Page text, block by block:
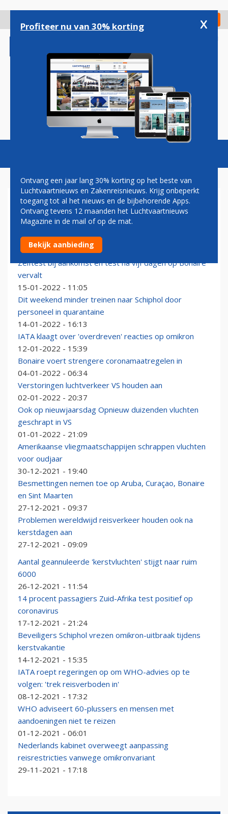
gaan
Check in
Magazine Podcasts Vacatures
OMIKRON
WHO: Europa nadert mogelijk einde coronapandemie
23-01-2022 - 22:12
Zelftest bij aankomst en test na vijf dagen op Bonaire
vervalt
15-01-2022 - 11:05
Dit weekend minder treinen naar Schiphol door
personeel in quarantaine
14-01-2022 - 16:13
IATA klaagt over 'overdreven' reacties op omikron
12-01-2022 - 15:39
Bonaire voert strengere coronamaatregelen in
04-01-2022 - 06:34
Verstoringen luchtverkeer VS houden aan
02-01-2022 - 20:37
Ook op nieuwjaarsdag Opnieuw duizenden vluchten
geschrapt in VS
01-01-2022 - 21:09
Amerikaanse vliegmaatschappijen schrappen vluchten
voor oudjaar
30-12-2021 - 19:40
Besmettingen nemen toe op Aruba, Curaçao, Bonaire
en Sint Maarten
27-12-2021 - 09:37
Problemen wereldwijd reisverkeer houden ook na
kerstdagen aan
27-12-2021 - 09:09
Aantal geannuleerde 'kerstvluchten' stijgt naar ruim
6000
26-12-2021 - 11:54
14 procent passagiers Zuid-Afrika test positief op
coronavirus
17-12-2021 - 21:24
Beveiligers Schiphol vrezen omikron-uitbraak tijdens
kerstvakantie
14-12-2021 - 15:35
IATA roept regeringen op om WHO-advies op te
volgen: 'trek reisverboden in'
08-12-2021 - 17:32
WHO adviseert 60-plussers en mensen met
aandoeningen niet te reizen
01-12-2021 - 06:01
Nederlands kabinet overweegt aanpassing
reisrestricties vanwege omikronvariant
29-11-2021 - 17:18
Profiteer nu van 30% korting x
Ontvang een jaar lang 30% korting op het beste van
Luchtvaartnieuws en Zakenreisnieuws. Krijg onbeperkt
toegang tot al het nieuws en de bijbehorende Apps.
Ontvang tevens 12 maanden het Luchtvaartnieuws
Magazine in de mail of op de mat.
Bekijk aanbieding